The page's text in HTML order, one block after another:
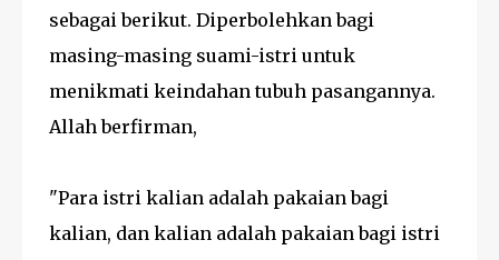
sebagai berikut. Diperbolehkan bagi
masing-masing suami-istri untuk
menikmati keindahan tubuh pasangannya.
Allah berfirman,
"Para istri kalian adalah pakaian bagi
kalian, dan kalian adalah pakaian bagi istri